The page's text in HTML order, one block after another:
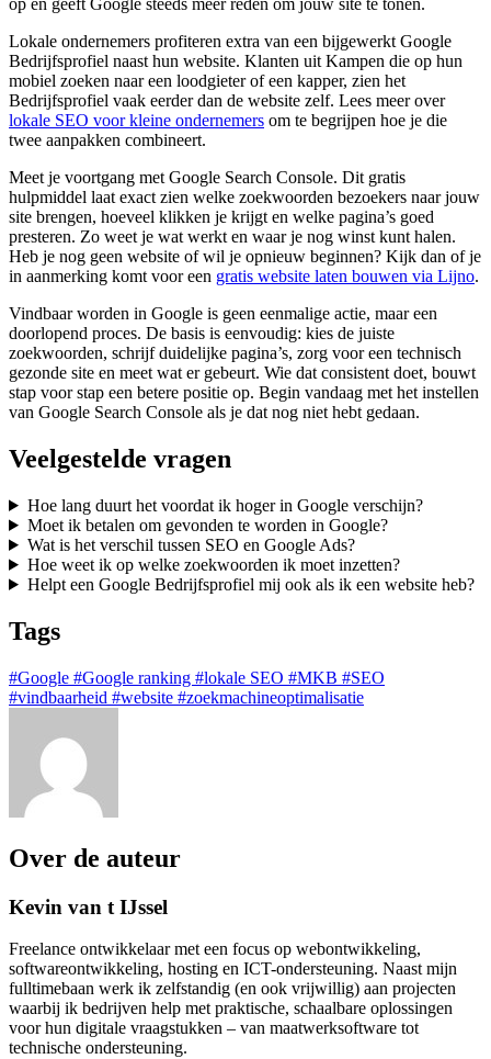
op en geeft Google steeds meer reden om jouw site te tonen.
Lokale ondernemers profiteren extra van een bijgewerkt Google
Bedrijfsprofiel naast hun website. Klanten uit Kampen die op hun
mobiel zoeken naar een loodgieter of een kapper, zien het
Bedrijfsprofiel vaak eerder dan de website zelf. Lees meer over
lokale SEO voor kleine ondernemers om te begrijpen hoe je die
twee aanpakken combineert.
Meet je voortgang met Google Search Console. Dit gratis
hulpmiddel laat exact zien welke zoekwoorden bezoekers naar jouw
site brengen, hoeveel klikken je krijgt en welke pagina’s goed
presteren. Zo weet je wat werkt en waar je nog winst kunt halen.
Heb je nog geen website of wil je opnieuw beginnen? Kijk dan of je
in aanmerking komt voor een gratis website laten bouwen via Lijno.
Vindbaar worden in Google is geen eenmalige actie, maar een
doorlopend proces. De basis is eenvoudig: kies de juiste
zoekwoorden, schrijf duidelijke pagina’s, zorg voor een technisch
gezonde site en meet wat er gebeurt. Wie dat consistent doet, bouwt
stap voor stap een betere positie op. Begin vandaag met het instellen
van Google Search Console als je dat nog niet hebt gedaan.
Veelgestelde vragen
Hoe lang duurt het voordat ik hoger in Google verschijn?
Moet ik betalen om gevonden te worden in Google?
Wat is het verschil tussen SEO en Google Ads?
Hoe weet ik op welke zoekwoorden ik moet inzetten?
Helpt een Google Bedrijfsprofiel mij ook als ik een website heb?
Tags
#Google #Google ranking #lokale SEO #MKB #SEO
#vindbaarheid #website #zoekmachineoptimalisatie
Over de auteur
Kevin van t IJssel
Freelance ontwikkelaar met een focus op webontwikkeling,
softwareontwikkeling, hosting en ICT-ondersteuning. Naast mijn
fulltimebaan werk ik zelfstandig (en ook vrijwillig) aan projecten
waarbij ik bedrijven help met praktische, schaalbare oplossingen
voor hun digitale vraagstukken – van maatwerksoftware tot
technische ondersteuning.